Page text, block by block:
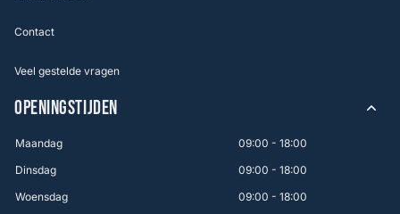
Contact
Veel gestelde vragen
OPENINGSTIJDEN
Maandag
09:00 - 18:00
Dinsdag
09:00 - 18:00
Woensdag
09:00 - 18:00